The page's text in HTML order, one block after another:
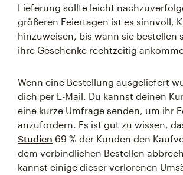
Lieferung sollte leicht
größeren Feiertagen ist es sinnvoll,
hinzuweisen, bis wann sie bestellen
ihre Geschenke rechtzeitig
Wenn eine Bestellung ausgeliefert
dich per E-Mail. Du kannst deinen
eine kurze Umfrage senden, um ihr
anzufordern. Es ist gut zu wissen,
Studien 69 % der Kunden den
dem verbindlichen Bestellen
kannst einige dieser verlorenen